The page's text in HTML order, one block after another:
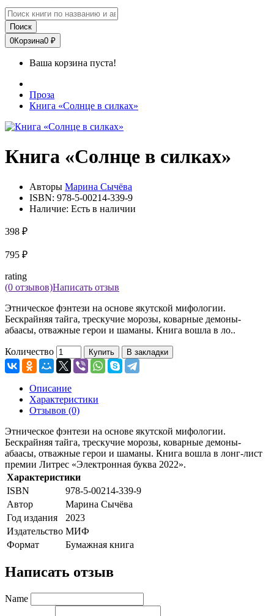
Поиск
0Корзина0 ₽
Ваша корзина пуста!
Проза
Книга «Солнце в силках»
Книга «Солнце в силках»
Авторы Марина Сычёва
ISBN: 978-5-00214-339-9
Наличие: Есть в наличии
398 ₽
795 ₽
rating
(0 отзывов)Написать отзыв
Этническое фэнтези на основе якутской мифологии.
Бескрайняя тайга, трескучие морозы, коварные демоны-
абаасы, отважные герои и шаманы. Книга вошла в ло..
Количество Купить В закладки
Описание
Характеристики
Отзывов (0)
Этническое фэнтези на основе якутской мифологии.
Бескрайняя тайга, трескучие морозы, коварные демоны-
абаасы, отважные герои и шаманы. Книга вошла в лонг-лист
премии Литрес «Электронная буква 2022».
Характеристики
ISBN
978-5-00214-339-9
Автор
Марина Сычёва
Год издания
2023
Издательство МИФ
Формат
Бумажная книга
Написать отзыв
Name